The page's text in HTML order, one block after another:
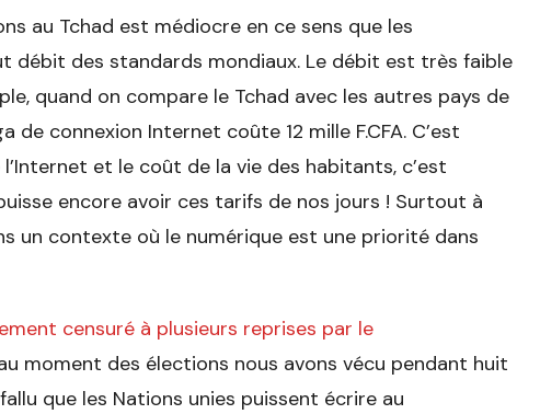
au Tchad est médiocre en ce sens que les
débit des standards mondiaux. Le débit est très faible
quand on compare le Tchad avec les autres pays de
de connexion Internet coûte 12 mille F.CFA. C’est
et le coût de la vie des habitants, c’est
encore avoir ces tarifs de nos jours ! Surtout à
un contexte où le numérique est une priorité dans
censuré à plusieurs reprises par le
au moment des élections nous avons vécu pendant huit
que les Nations unies puissent écrire au